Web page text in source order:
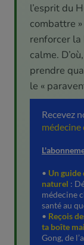
l’esprit du
combattre
renforcer la
calme.
prendre
le «